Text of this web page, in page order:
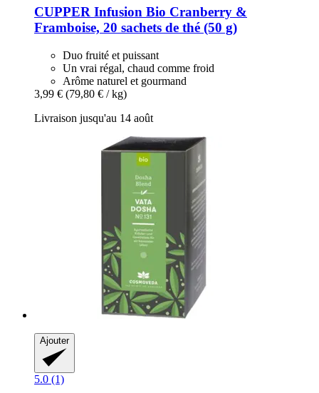
CUPPER Infusion Bio Cranberry &
Framboise, 20 sachets de thé (50 g)
Duo fruité et puissant
Un vrai régal, chaud comme froid
Arôme naturel et gourmand
3,99 € (79,80 € / kg)
Livraison jusqu'au 14 août
Ajouter
5.0 (1)